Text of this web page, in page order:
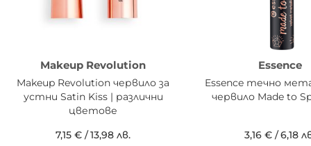
Makeup Revolution
Makeup Revolution червило за
устни Satin Kiss | различни
цветове
7,15 € /13,98 лв.
Essence
Essence течно
червило Made to
3,16 € /6,18